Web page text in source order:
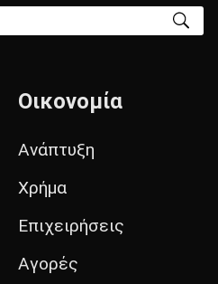
Οικονομία
Ανάπτυξη
Χρήμα
Επιχειρήσεις
Αγορές